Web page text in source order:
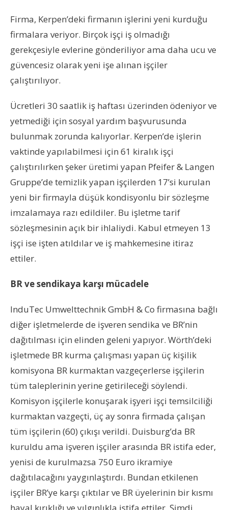
Firma, Kerpen’deki firmanın işlerini yeni kurduğu
firmalara veriyor. Birçok işçi iş olmadığı
gerekçesiyle evlerine gönderiliyor ama daha ucu ve
güvencesiz olarak yeni işe alınan işçiler
çalıştırılıyor.
Ücretleri 30 saatlik iş haftası üzerinden ödeniyor ve
yetmediği için sosyal yardım başvurusunda
bulunmak zorunda kalıyorlar. Kerpen’de işlerin
vaktinde yapılabilmesi için 61 kiralık işçi
çalıştırılırken şeker üretimi yapan Pfeifer & Langen
Gruppe’de temizlik yapan işçilerden 17’si kurulan
yeni bir firmayla düşük kondisyonlu bir sözleşme
imzalamaya razı edildiler. Bu işletme tarif
sözleşmesinin açık bir ihlaliydi. Kabul etmeyen 13
işçi ise işten atıldılar ve iş mahkemesine itiraz
ettiler.
BR ve sendikaya karşı mücadele
InduTec Umwelttechnik GmbH & Co firmasına bağlı
diğer işletmelerde de işveren sendika ve BR’nin
dağıtılması için elinden geleni yapıyor. Wörth’deki
işletmede BR kurma çalışması yapan üç kişilik
komisyona BR kurmaktan vazgeçerlerse işçilerin
tüm taleplerinin yerine getirileceği söylendi.
Komisyon işçilerle konuşarak işyeri işçi temsilciliği
kurmaktan vazgeçti, üç ay sonra firmada çalışan
tüm işçilerin (60) çıkışı verildi. Duisburg’da BR
kuruldu ama işveren işçiler arasında BR istifa eder,
yenisi de kurulmazsa 750 Euro ikramiye
dağıtılacağını yaygınlaştırdı. Bundan etkilenen
işçiler BR’ye karşı çıktılar ve BR üyelerinin bir kısmı